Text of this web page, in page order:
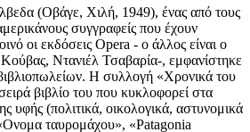
(Οβάγε, Χιλή, 1949), ένας από τους
συγγραφείς που έχουν
οι εκδόσεις Opera - ο άλλος είναι ο
Ντανιέλ Τσαβαρία-, εμφανίστηκε
Η συλλογή «Χρονικά του
βιβλίο του που κυκλοφορεί στα
υφής (πολιτικά, οικολογικά, αστυνομικά
ταυρομάχου», «Patagonia